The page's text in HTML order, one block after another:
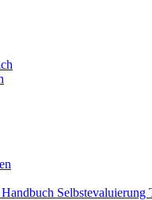
Selbstevaluierung